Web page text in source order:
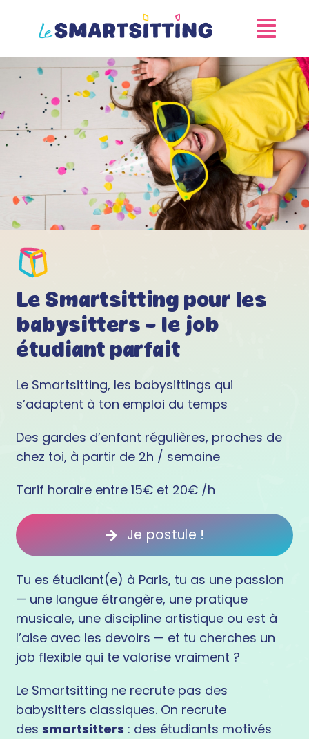
Le Smartsitting pour les
babysitters – le job
étudiant parfait
Le Smartsitting, les babysittings qui
s’adaptent à ton emploi du temps
Des gardes d’enfant régulières, proches de
chez toi, à partir de 2h / semaine
Tarif horaire entre 15€ et 20€ /h
Je postule !
Tu es étudiant(e) à Paris, tu as une passion
— une langue étrangère, une pratique
musicale, une discipline artistique ou est à
l’aise avec les devoirs — et tu cherches un
job flexible qui te valorise vraiment ?
Le Smartsitting ne recrute pas des
babysitters classiques. On recrute
dessmartsitters : des étudiants motivés